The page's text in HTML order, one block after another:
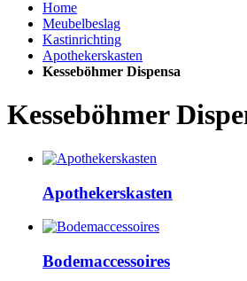
Home
Meubelbeslag
Kastinrichting
Apothekerskasten
Kesseböhmer Dispensa
Kesseböhmer
Apothekerskasten
Bodemaccessoires